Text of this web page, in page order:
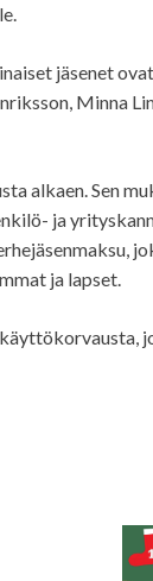
jäsenet
Minna
alkaen. Sen
ja
ja lapset.